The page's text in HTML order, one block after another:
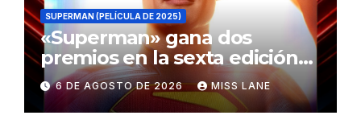
SUPERMAN (PELÍCULA DE 2025)
«Superman» gana dos
premios en la sexta edición
de los Critics Choice Super
Awards
6 DE AGOSTO DE 2026 MISS LANE